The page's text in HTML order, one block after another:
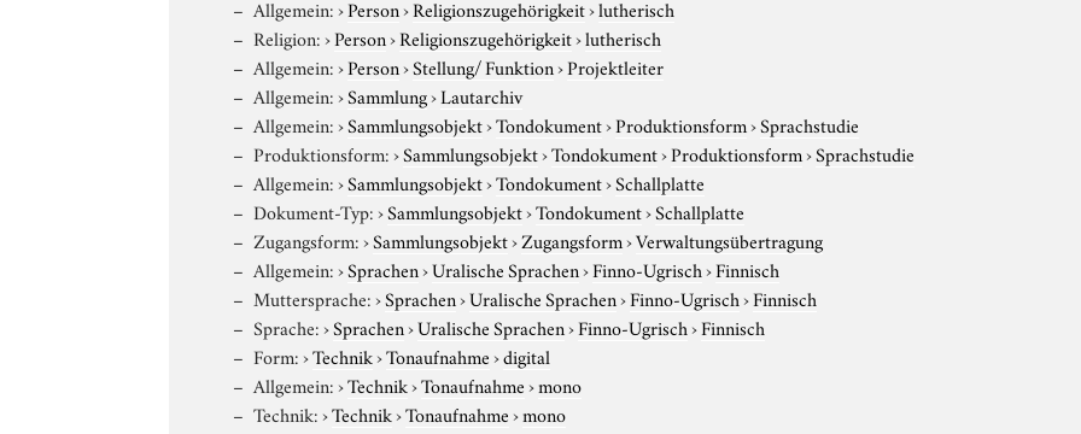
Allgemein:›Person›Religionszugehörigkeit›lutherisch
Religion:›Person›Religionszugehörigkeit›lutherisch
Allgemein:›Person›Stellung/ Funktion›Projektleiter
Allgemein:›Sammlung›Lautarchiv
Allgemein:›Sammlungsobjekt›Tondokument›Produktionsform›Sprachstudie
Produktionsform:›Sammlungsobjekt›Tondokument›Produktionsform›Sprachstudie
Allgemein:›Sammlungsobjekt›Tondokument›Schallplatte
Dokument-Typ:›Sammlungsobjekt›Tondokument›Schallplatte
Zugangsform:›Sammlungsobjekt›Zugangsform›Verwaltungsübertragung
Allgemein:›Sprachen›Uralische Sprachen›Finno-Ugrisch›Finnisch
Muttersprache:›Sprachen›Uralische Sprachen›Finno-Ugrisch›Finnisch
Sprache:›Sprachen›Uralische Sprachen›Finno-Ugrisch›Finnisch
Form:›Technik›Tonaufnahme›digital
Allgemein:›Technik›Tonaufnahme›mono
Technik:›Technik›Tonaufnahme›mono